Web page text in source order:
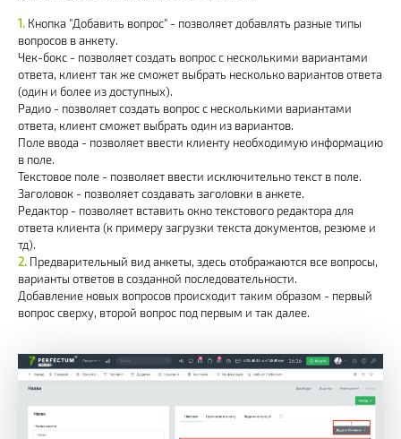
Кнопка "Добавить вопрос" - позволяет добавлять разные типы
вопросов в анкету.
Чек-бокс - позволяет создать вопрос с несколькими вариантами
ответа, клиент так же сможет выбрать несколько вариантов ответа
(один и более из доступных).
Радио - позволяет создать вопрос с несколькими вариантами
ответа, клиент сможет выбрать один из вариантов.
Поле ввода - позволяет ввести клиенту необходимую информацию
в поле.
Текстовое поле - позволяет ввести исключительно текст в поле.
Заголовок - позволяет создавать заголовки в анкете.
Редактор - позволяет вставить окно текстового редактора для
ответа клиента (к примеру загрузки текста документов, резюме и
тд).
Предварительный вид анкеты, здесь отображаются все вопросы,
варианты ответов в созданной последовательности.
Добавление новых вопросов происходит таким образом - первый
вопрос сверху, второй вопрос под первым и так далее.